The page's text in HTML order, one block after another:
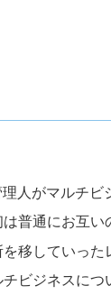
人がマルチビ
は普通にお互い
を移していった
チビジネスにつ